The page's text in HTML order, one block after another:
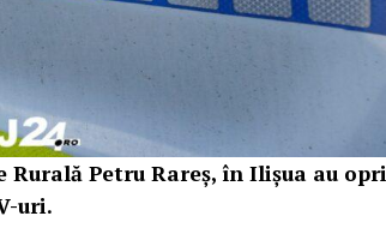
Rurală Petru Rareș, în Ilișua au
uri.